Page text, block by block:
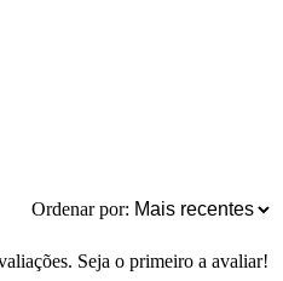
Ordenar por:
Seja o primeiro a avaliar!